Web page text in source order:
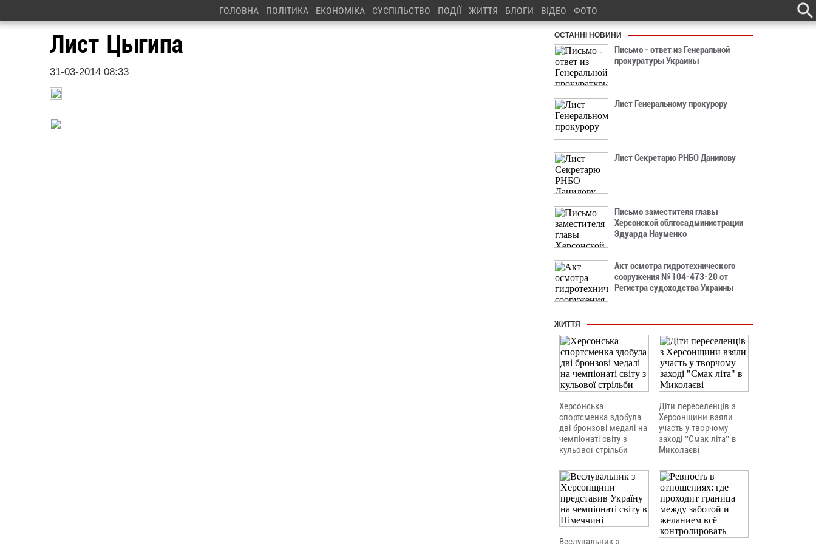
ГОЛОВНА ПОЛІТИКА ЕКОНОМІКА СУСПІЛЬСТВО ПОДІЇ ЖИТТЯ БЛОГИ ВІДЕО ФОТО
Лист Цыгипа
31-03-2014 08:33
ОСТАННІ НОВИНИ
Письмо - ответ из Генеральной
прокуратуры Украины
Лист Генеральному прокурору
Лист Секретарю РНБО Данилову
Письмо заместителя главы
Херсонской облгосадминистрации
Эдуарда Науменко
Акт осмотра гидротехнического
сооружения № 104-473-20 от
Регистра судоходства Украины
ЖИТТЯ
Херсонська
спортсменка здобула
дві бронзові медалі на
чемпіонаті світу з
кульової стрільби
Діти переселенців з
Херсонщини взяли
участь у творчому
заході "Смак літа" в
Миколаєві
Веслувальник з